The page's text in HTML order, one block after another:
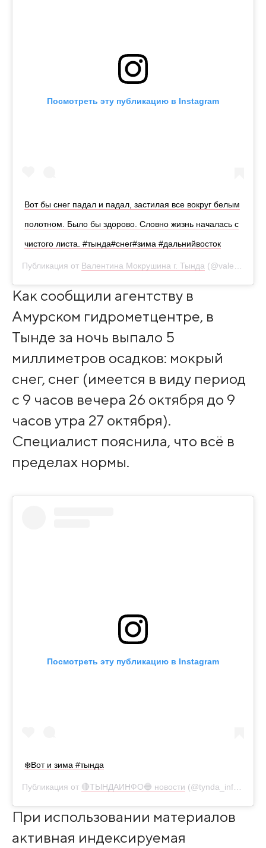
Посмотреть эту публикацию в Instagram
Вот бы снег падал и падал, застилая все вокруг белым
полотном. Было бы здорово. Словно жизнь началась с
чистого листа. #тында#снег#зима #дальнийвосток
Публикация от Валентина Мокрушина г. Тында(@valentina_mokrushina_)
Как сообщили агентству в
Амурском гидрометцентре, в
Тынде за ночь выпало 5
миллиметров осадков: мокрый
снег, снег (имеется в виду период
с 9 часов вечера 26 октября до 9
часов утра 27 октября).
Специалист пояснила, что всё в
пределах нормы.
Посмотреть эту публикацию в Instagram
❄️Вот и зима #тында
Публикация от 🔴ТЫНДАИНФО🔵 новости (@tynda_info)
При использовании материалов
активная индексируемая